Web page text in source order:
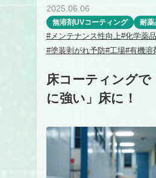
2025.06.06
無溶剤UVコーティング 耐薬
#メンテナンス性向上#化学薬
#塗装剥がれ予防#工場#有機溶
床コーティングで
に強い」床に！